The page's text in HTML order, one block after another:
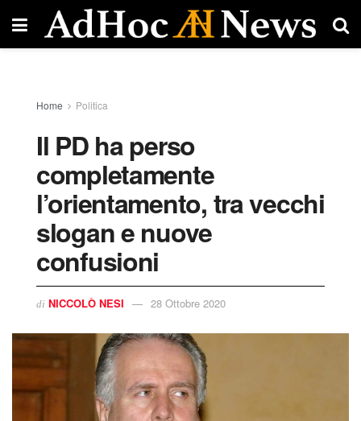
Home Politica
Il PD ha perso
completamente
l’orientamento, tra vecchi
slogan e nuove
confusioni
di NICCOLÒ NESI 28 Ottobre 2020